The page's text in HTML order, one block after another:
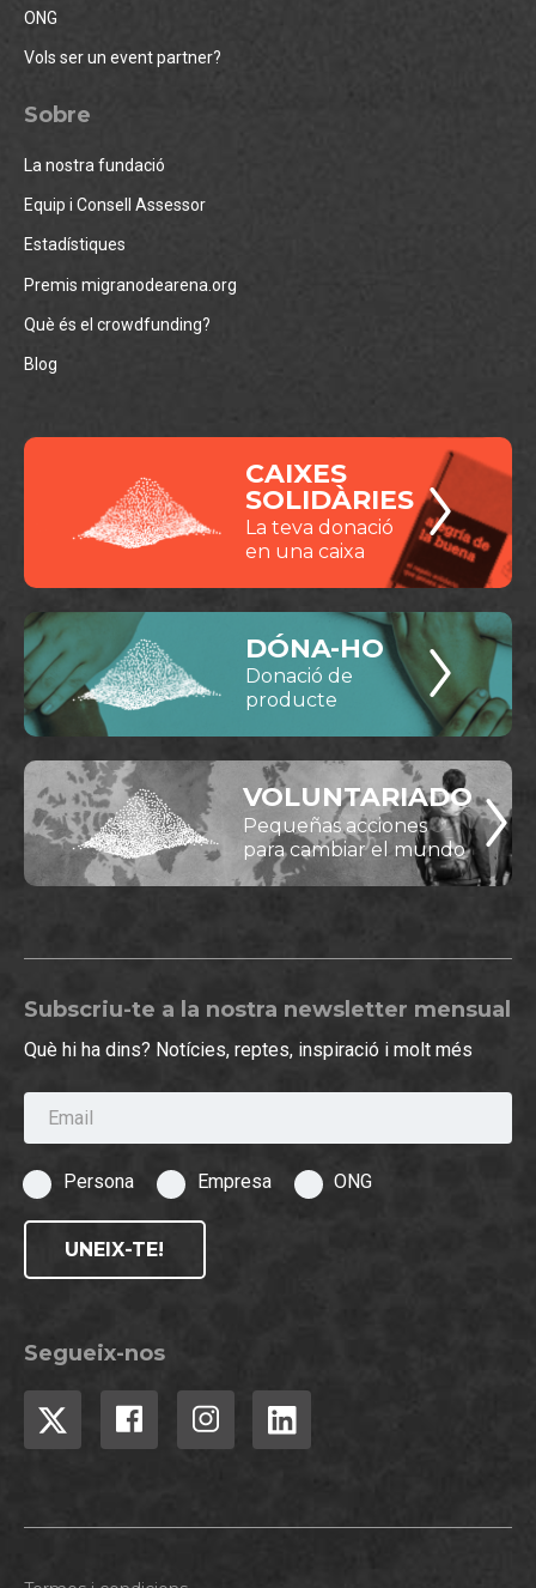
ONG
Vols ser un event partner?
Sobre
La nostra fundació
Equip i Consell Assessor
Estadístiques
Premis migranodearena.org
Què és el crowdfunding?
Blog
CAIXES
SOLIDÀRIES
La teva donació
en una caixa
DÓNA-HO
Donació de
producte
VOLUNTARIADO
Pequeñas acciones
para cambiar el mundo
Subscriu-te a la nostra newsletter mensual
Què hi ha dins? Notícies, reptes, inspiració i molt més
Email
Persona Empresa ONG
UNEIX-TE!
Segueix-nos